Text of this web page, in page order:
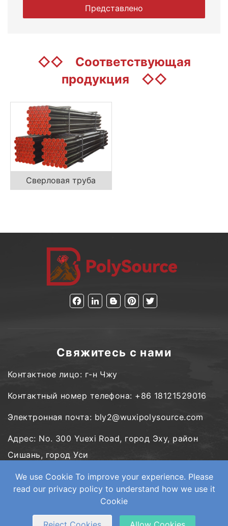
We use Cookie To improve your experience. Please
read our privacy policy to understand how we use it
Cookie
◇◇ Соответствующая
продукция ◇◇
Сверловая труба
Facebook
LinkedInBloggerPinterestTwitter
Свяжитесь с нами
Контактное лицо: г-н Чжу
Контактный номер телефона: +86 18121529016
Электронная почта: bly2@wuxipolysource.com
Адрес: No. 300 Yuexi Road, город Эху, район
Сишань, город Уси
Copyright © Wuxi PolySource Geological Equipment Co., Ltd. Все
XML Конфиденциальность